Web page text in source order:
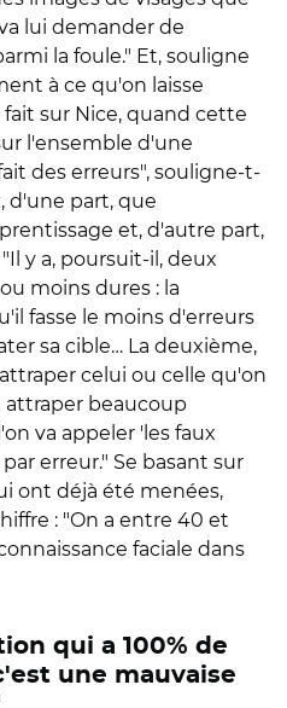
lui demander de
la foule." Et, souligne
à ce qu'on laisse
sur Nice, quand cette
l'ensemble d'une
des erreurs", souligne-t-
d'une part, que
et, d'autre part,
y a, poursuit-il, deux
moins dures : la
fasse le moins d'erreurs
sa cible… La deuxième,
celui ou celle qu'on
attraper beaucoup
va appeler 'les faux
erreur." Se basant sur
ont déjà été menées,
: "On a entre 40 et
faciale dans
qui a 100% de
une mauvaise